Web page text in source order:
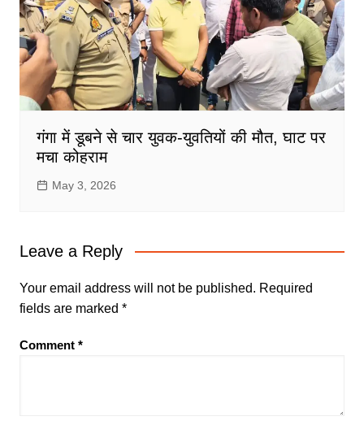
गंगा में डूबने से चार युवक-युवतियों की मौत, घाट पर
मचा कोहराम
May 3, 2026
Leave a Reply
Your email address will not be published. Required
fields are marked *
Comment *